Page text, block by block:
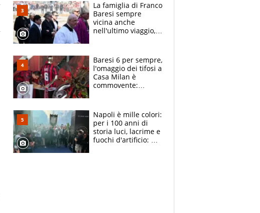
La famiglia di Franco
Baresi sempre
vicina anche
nell'ultimo viaggio,
circondati
dall'affetto dei tifosi
Baresi 6 per sempre,
l'omaggio dei tifosi a
Casa Milan è
commovente:
bigliettini
Napoli è mille colori:
per i 100 anni di
storia luci, lacrime e
fuochi d'artificio: De